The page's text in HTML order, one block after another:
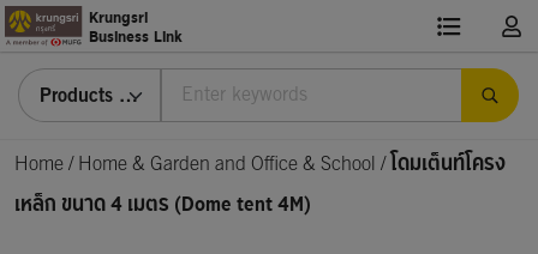
Krungsri
Business Link
Products & Services
Home/Home & Garden and Office & School /โดมเต็นท์โครง
เหล็ก ขนาด 4 เมตร (Dome tent 4M)